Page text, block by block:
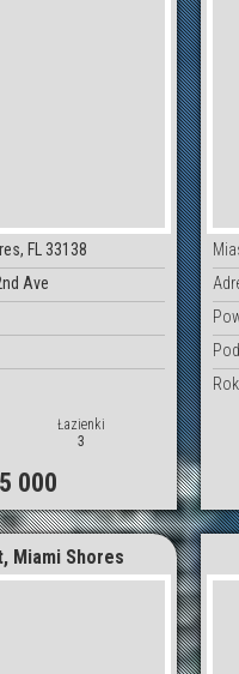
FL 33138
Ave
Łazienki
3
000
Miami Shores